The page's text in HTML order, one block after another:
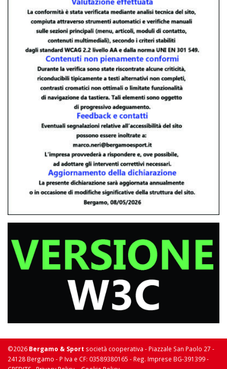
©2026 Bergamo & Sport società cooperativa - Piazzale San Paolo 27 -
24128 Bergamo - P Iva e CF: 03589380165 - Reg. Imprese BG-391399 -